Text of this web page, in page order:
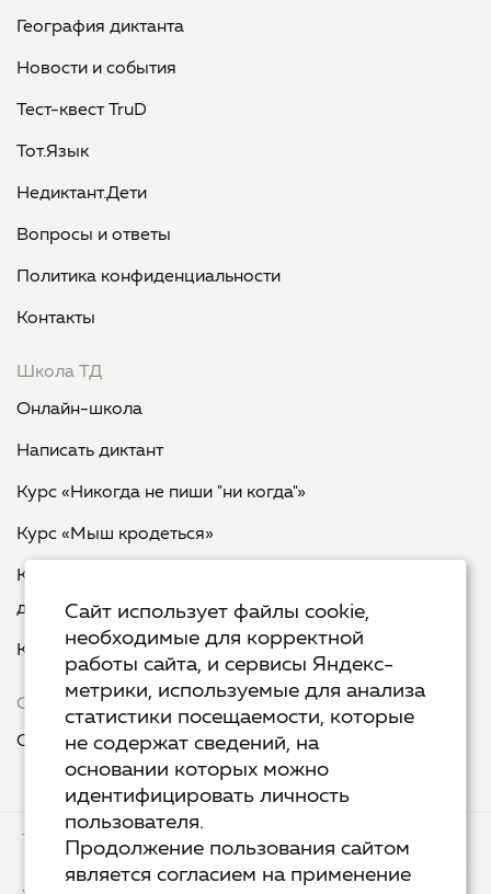
География диктанта
Новости и события
Тест-квест TruD
Тот.Язык
Недиктант.Дети
Вопросы и ответы
Политика конфиденциальности
Контакты
Школа ТД
Онлайн-школа
Написать диктант
Курс «Никогда не пиши "ни когда"»
Курс «Мыш кродеться»
Курс «Русская пунктуация: болевые точки... и
двоеточия»
Курс «Я пишу - мне отвечают»
Сервисы
Организовать акцию в своем городе
ТЕХ.ПОДДЕРЖКА
Сайт использует файлы cookie,
необходимые для корректной
работы сайта, и сервисы Яндекс-
метрики, используемые для анализа
статистики посещаемости, которые
не содержат сведений, на
основании которых можно
идентифицировать личность
пользователя.
Продолжение пользования сайтом
является согласием на применение